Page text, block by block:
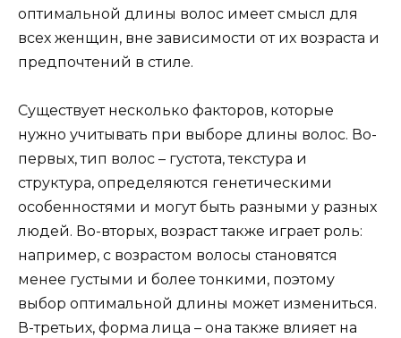
оптимальной длины волос имеет смысл для
всех женщин, вне зависимости от их возраста и
предпочтений в стиле.
Существует несколько факторов, которые
нужно учитывать при выборе длины волос. Во-
первых, тип волос – густота, текстура и
структура, определяются генетическими
особенностями и могут быть разными у разных
людей. Во-вторых, возраст также играет роль:
например, с возрастом волосы становятся
менее густыми и более тонкими, поэтому
выбор оптимальной длины может измениться.
В-третьих, форма лица – она также влияет на